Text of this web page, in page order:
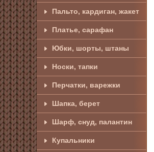
Пальто, кардиган, жакет
Платье, сарафан
Юбки, шорты, штаны
Носки, тапки
Перчатки, варежки
Шапка, берет
Шарф, снуд, палантин
Купальники